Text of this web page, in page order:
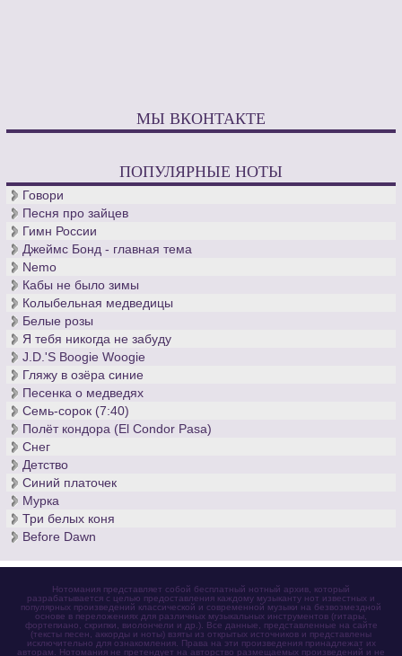
МЫ ВКОНТАКТЕ
ПОПУЛЯРНЫЕ НОТЫ
Говори
Песня про зайцев
Гимн России
Джеймс Бонд - главная тема
Nemo
Кабы не было зимы
Колыбельная медведицы
Белые розы
Я тебя никогда не забуду
J.D.'S Boogie Woogie
Гляжу в озёра синие
Песенка о медведях
Семь-сорок (7:40)
Полёт кондора (El Condor Pasa)
Снег
Детство
Синий платочек
Мурка
Три белых коня
Before Dawn
Нотомания представляет собой бесплатный нотный архив, который
разрабатывается с целью предоставления каждому музыканту нот известных и
популярных произведений классической и современной музыки на безвозмездной
основе в переложениях для различных музыкальных инструментов (гитары,
фортепиано, скрипки, виолончели и др.). Все данные, представленные на сайте
(тексты песен, аккорды и ноты) взяты из открытых источников и представлены
исключительно для ознакомления. Права на эти произведения принадлежат их
авторам. Нотомания не претендует на авторство размещаемых произведений и не